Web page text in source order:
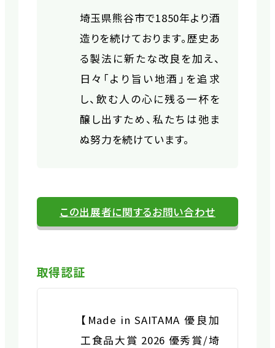
埼玉県熊谷市で1850年より酒
造りを続けております。歴史あ
る製法に新たな改良を加え、
日々「より旨い地酒」を追求
し、飲む人の心に残る一杯を
醸し出すため、私たちは弛ま
ぬ努力を続けています。
この出展者に関するお問い合わせ
取得認証
【Made in SAITAMA 優良加
工食品大賞 2026 優秀賞/埼